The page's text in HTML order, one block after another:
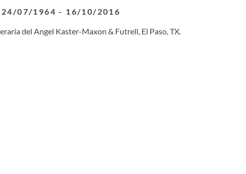
24/07/1964 - 16/10/2016
del Angel Kaster-Maxon & Futrell, El Paso, TX.